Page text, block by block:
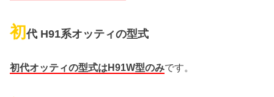
初代 H91系オッティの型式
初代オッティの型式はH91W型のみです。